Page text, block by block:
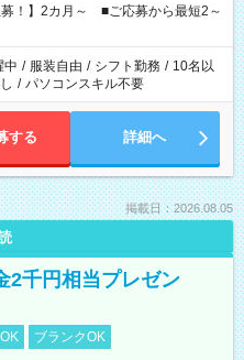
」 など、ご希望を教えてください
時間。 合計で週40時間を超える場
募！】2カ月～ ■ご応募から最短2～
中 / 服装自由 / シフト勤務 / 10名以
/ パソコンスキル不要
する 詳細へ
掲載日：2026.08.05
2千円相当プレゼン
ブランクOK